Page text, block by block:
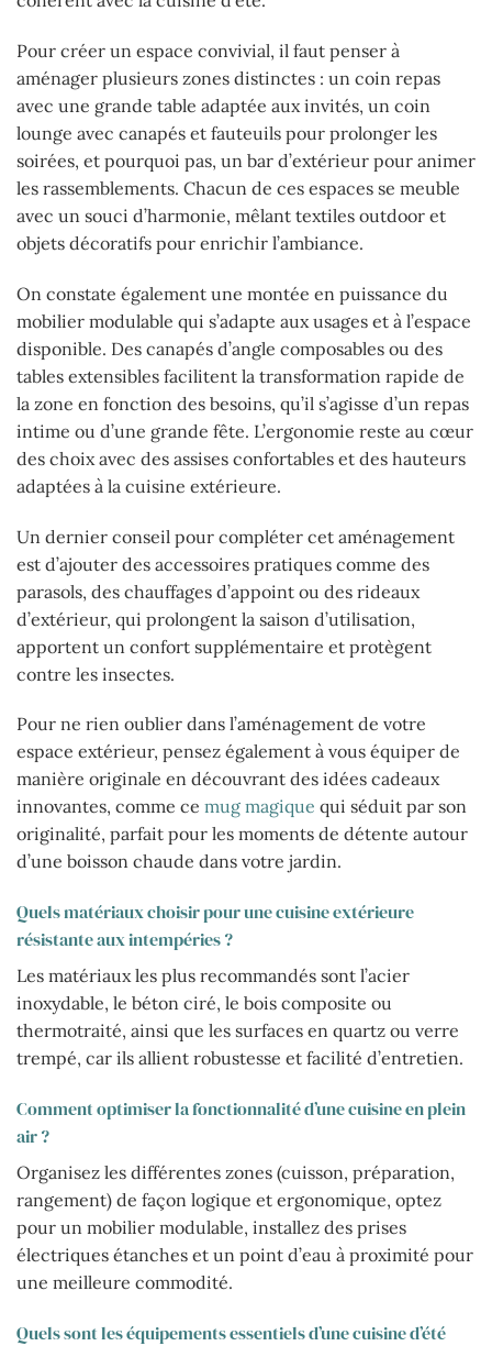
Pour créer un espace convivial, il faut penser à
aménager plusieurs zones distinctes : un coin repas
avec une grande table adaptée aux invités, un coin
lounge avec canapés et fauteuils pour prolonger les
soirées, et pourquoi pas, un bar d’extérieur pour animer
les rassemblements. Chacun de ces espaces se meuble
avec un souci d’harmonie, mêlant textiles outdoor et
objets décoratifs pour enrichir l’ambiance.
On constate également une montée en puissance du
mobilier modulable qui s’adapte aux usages et à l’espace
disponible. Des canapés d’angle composables ou des
tables extensibles facilitent la transformation rapide de
la zone en fonction des besoins, qu’il s’agisse d’un repas
intime ou d’une grande fête. L’ergonomie reste au cœur
des choix avec des assises confortables et des hauteurs
adaptées à la cuisine extérieure.
Un dernier conseil pour compléter cet aménagement
est d’ajouter des accessoires pratiques comme des
parasols, des chauffages d’appoint ou des rideaux
d’extérieur, qui prolongent la saison d’utilisation,
apportent un confort supplémentaire et protègent
contre les insectes.
Pour ne rien oublier dans l’aménagement de votre
espace extérieur, pensez également à vous équiper de
manière originale en découvrant des idées cadeaux
innovantes, comme ce mug magique qui séduit par son
originalité, parfait pour les moments de détente autour
d’une boisson chaude dans votre jardin.
Quels matériaux choisir pour une cuisine extérieure
résistante aux intempéries ?
Les matériaux les plus recommandés sont l’acier
inoxydable, le béton ciré, le bois composite ou
thermotraité, ainsi que les surfaces en quartz ou verre
trempé, car ils allient robustesse et facilité d’entretien.
Comment optimiser la fonctionnalité d’une cuisine en plein
air ?
Organisez les différentes zones (cuisson, préparation,
rangement) de façon logique et ergonomique, optez
pour un mobilier modulable, installez des prises
électriques étanches et un point d’eau à proximité pour
une meilleure commodité.
Quels sont les équipements essentiels d’une cuisine d’été